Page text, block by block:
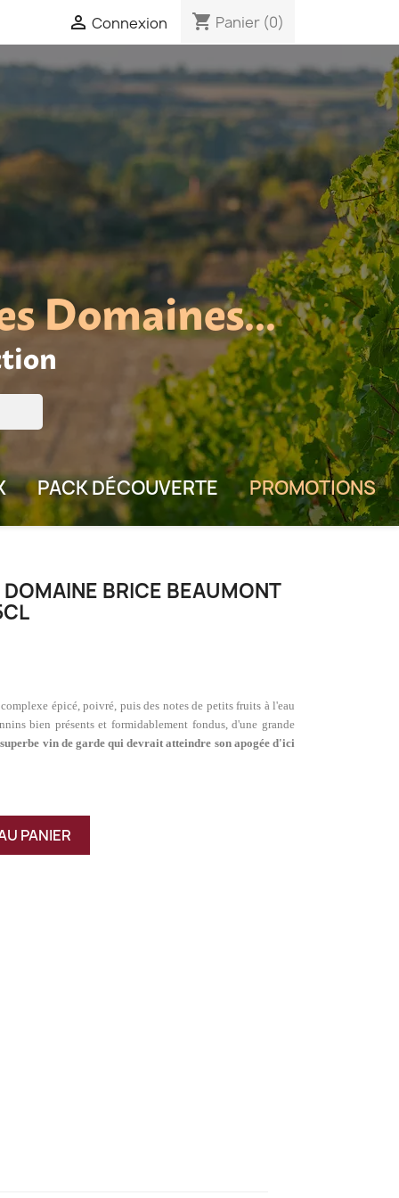
 Connexion shopping_cart Panier (0)
Domaines...
PACK DÉCOUVERTE PROMOTIONS
BRICE BEAUMONT
épicé, poivré, puis des notes de petits fruits à l'eau
bien présents et formidablement fondus, d'une grande
vin de garde qui devrait atteindre son apogée d'ici
PANIER